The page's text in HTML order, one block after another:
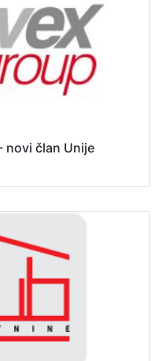
novi član Unije